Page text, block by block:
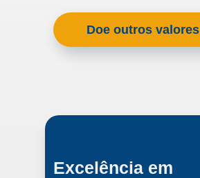
Doe outros valores
Excelência em